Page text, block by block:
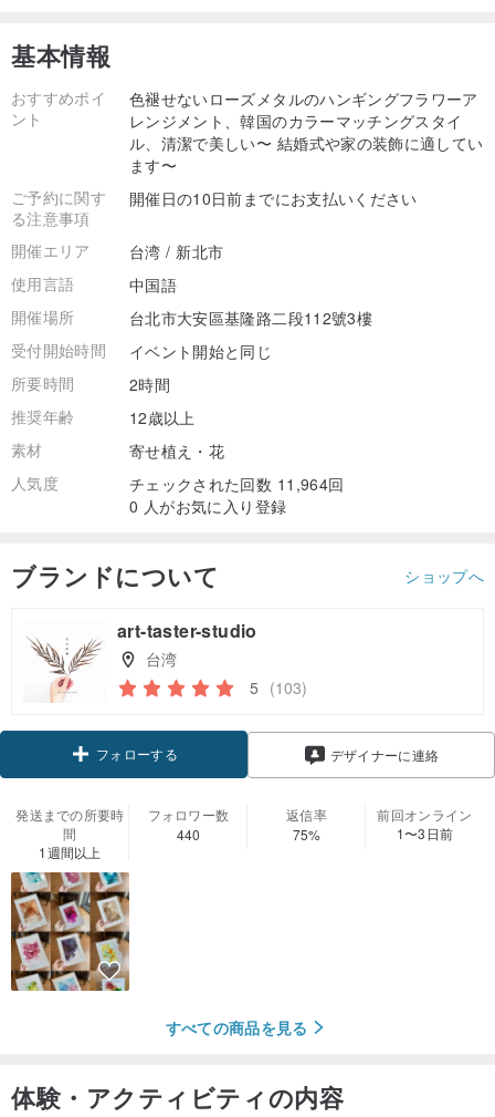
基本情報
おすすめポイ
ント
色褪せないローズメタルのハンギングフラワーア
レンジメント、韓国のカラーマッチングスタイ
ル、清潔で美しい〜 結婚式や家の装飾に適してい
ます〜
ご予約に関す
る注意事項
開催日の10日前までにお支払いください
開催エリア
台湾 / 新北市
使用言語
中国語
開催場所
台北市大安區基隆路二段112號3樓
受付開始時間
イベント開始と同じ
所要時間
2時間
推奨年齢
12歳以上
素材
寄せ植え・花
人気度
チェックされた回数 11,964回
0 人がお気に入り登録
ブランドについて ショップへ
art-taster-studio
台湾
5 (103)
フォローする デザイナーに連絡
発送までの所要時
間
1週間以上
フォロワー数
440
返信率
75%
前回オンライン
1〜3日前
すべての商品を見る
体験・アクティビティの内容